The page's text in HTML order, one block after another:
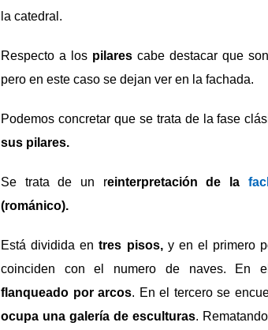
la catedral.
Respecto a los pilares cabe destacar que
pero en este caso se dejan ver en la fachada.
Podemos concretar que se trata de la fase
sus pilares.
Se trata de un reinterpretación de la
(románico).
Está dividida en tres pisos,y en el primero
coinciden con el numero de naves. En
flanqueado por arcos. En el tercero se
ocupa una galería de esculturas.